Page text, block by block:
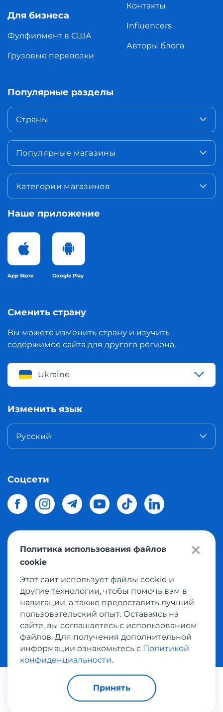
Для бизнеса
Фулфилмент в США
Грузовые перевозки
Контакты
Influencers
Авторы блога
Популярные разделы
Страны
Популярные магазины
Категории магазинов
Наше приложение
App Store Google Play
Сменить страну
Вы можете изменить страну и изучить
содержимое сайта для другого региона.
Ukraine
Изменить язык
Русский
Соцсети
© 2026 Meest Shoppingдоставка покупок с интернет
магазинов мира в Украину.
Политика конфиденциальности
Публичная оферта
Условия пользования сервисом выкупа товаров
Платежные системы:
Политика использования файлов
cookie
Этот сайт использует файлы cookie и
другие технологии, чтобы помочь вам в
навигации, а также предоставить лучший
пользовательский опыт. Оставаясь на
сайте, вы соглашаетесь с использованием
файлов. Для получения дополнительной
информации ознакомьтесь с Политикой
конфиденциальности.
Принять